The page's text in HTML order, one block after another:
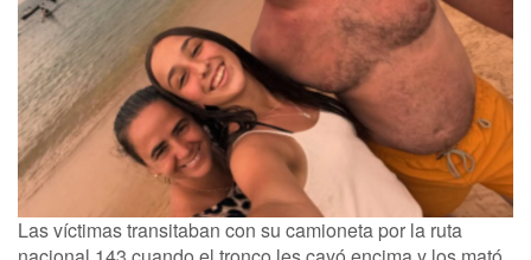
Las víctimas transitaban con su camioneta por la ruta